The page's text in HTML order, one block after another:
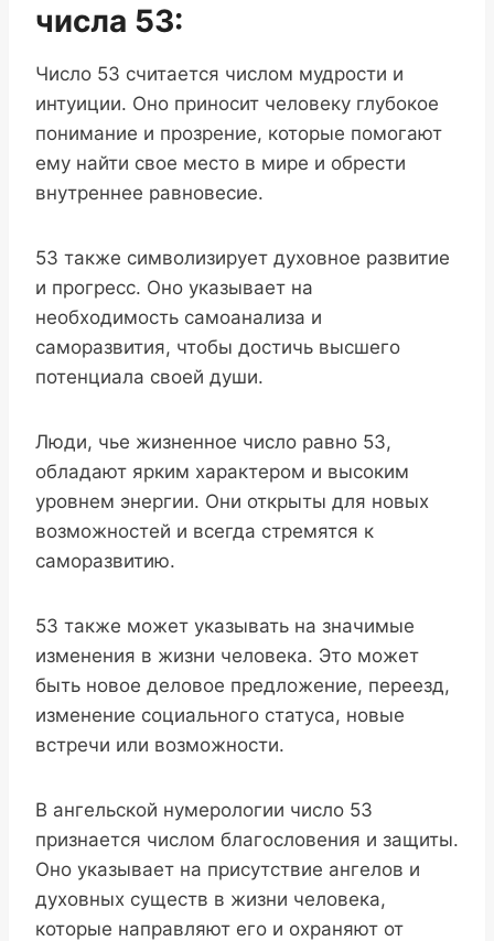
числа 53:
Число 53 считается числом мудрости и
интуиции. Оно приносит человеку глубокое
понимание и прозрение, которые помогают
ему найти свое место в мире и обрести
внутреннее равновесие.
53 также символизирует духовное развитие
и прогресс. Оно указывает на
необходимость самоанализа и
саморазвития, чтобы достичь высшего
потенциала своей души.
Люди, чье жизненное число равно 53,
обладают ярким характером и высоким
уровнем энергии. Они открыты для новых
возможностей и всегда стремятся к
саморазвитию.
53 также может указывать на значимые
изменения в жизни человека. Это может
быть новое деловое предложение, переезд,
изменение социального статуса, новые
встречи или возможности.
В ангельской нумерологии число 53
признается числом благословения и защиты.
Оно указывает на присутствие ангелов и
духовных существ в жизни человека,
которые направляют его и охраняют от